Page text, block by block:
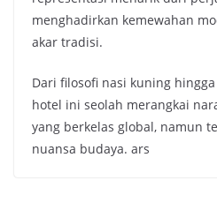
menghadirkan kemewahan
akar tradisi.
Dari filosofi nasi kuning
hotel ini seolah merangkai
yang berkelas global, namun
nuansa budaya. ars